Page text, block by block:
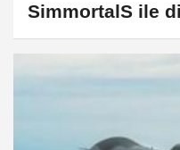
SimmortalS ile